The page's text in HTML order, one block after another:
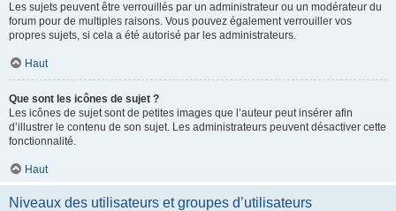
Les sujets peuvent être verrouillés par un administrateur ou un modérateur du
forum pour de multiples raisons. Vous pouvez également verrouiller vos
propres sujets, si cela a été autorisé par les administrateurs.
Haut
Que sont les icônes de sujet ?
Les icônes de sujet sont de petites images que l’auteur peut insérer afin
d’illustrer le contenu de son sujet. Les administrateurs peuvent désactiver cette
fonctionnalité.
Haut
Niveaux des utilisateurs et groupes d’utilisateurs